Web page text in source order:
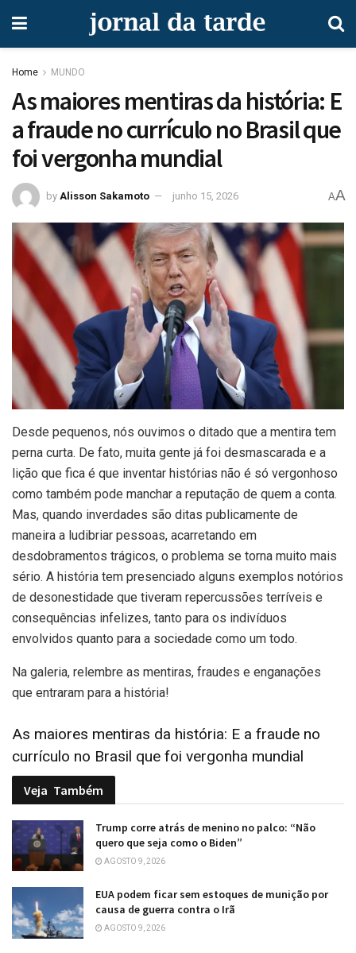
Home MUNDO
As maiores mentiras da história: E
a fraude no currículo no Brasil que
foi vergonha mundial
by Alisson Sakamoto junho 15, 2026 AA
Desde pequenos, nós ouvimos o ditado que a mentira tem
perna curta. De fato, muita gente já foi desmascarada e a
lição que fica é que inventar histórias não é só vergonhoso
como também pode manchar a reputação de quem a conta.
Mas, quando inverdades são ditas publicamente de
maneira a ludibriar pessoas, acarretando em
desdobramentos trágicos, o problema se torna muito mais
sério. A história tem presenciado alguns exemplos notórios
de desonestidade que tiveram repercussões terríveis e
consequências infelizes, tanto para os indivíduos
envolvidos quanto para a sociedade como um todo.
Na galeria, relembre as mentiras, fraudes e enganações
que entraram para a história!
As maiores mentiras da história: E a fraude no
currículo no Brasil que foi vergonha mundial
Veja Também
Trump corre atrás de menino no palco: “Não
quero que seja como o Biden”
AGOSTO 9, 2026
EUA podem ficar sem estoques de munição por
causa de guerra contra o Irã
AGOSTO 9, 2026